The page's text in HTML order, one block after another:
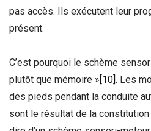
pas accès. Ils exécutent leur
présent.
C’est pourquoi le schème
plutôt que mémoire »[10]. Les
des pieds pendant la conduite
sont le résultat de la constitution